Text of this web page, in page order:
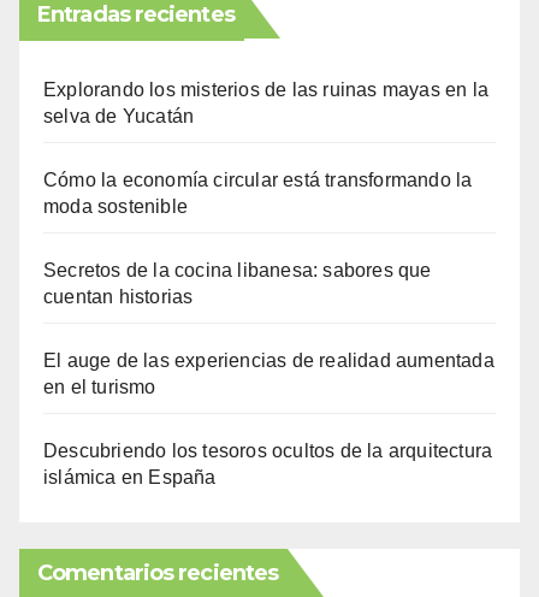
Entradas recientes
Explorando los misterios de las ruinas mayas en la
selva de Yucatán
Cómo la economía circular está transformando la
moda sostenible
Secretos de la cocina libanesa: sabores que
cuentan historias
El auge de las experiencias de realidad aumentada
en el turismo
Descubriendo los tesoros ocultos de la arquitectura
islámica en España
Comentarios recientes